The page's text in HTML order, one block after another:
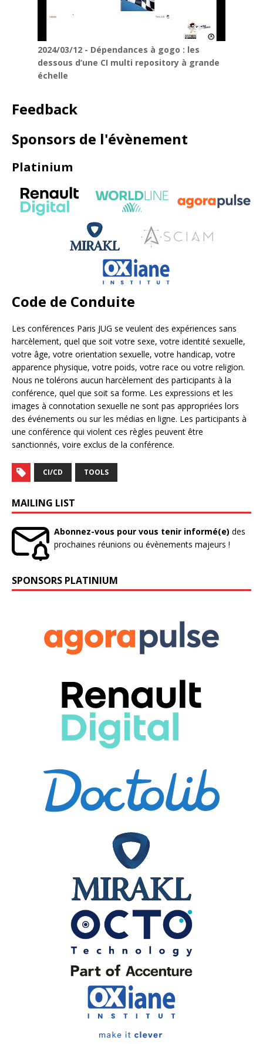
2024/03/12 - Dépendances à gogo : les
dessous d’une CI multi repository à grande
échelle
Feedback
Sponsors de l'évènement
Platinium
Code de Conduite
Les conférences Paris JUG se veulent des expériences sans
harcèlement, quel que soit votre sexe, votre identité sexuelle,
votre âge, votre orientation sexuelle, votre handicap, votre
apparence physique, votre poids, votre race ou votre religion.
Nous ne tolérons aucun harcèlement des participants à la
conférence, quel que soit sa forme. Les expressions et les
images à connotation sexuelle ne sont pas appropriées lors
des événements ou sur les médias en ligne. Les participants à
une conférence qui violent ces règles peuvent être
sanctionnés, voire exclus de la conférence.
CI/CD TOOLS
MAILING LIST
Abonnez-vous pour vous tenir informé(e) des
prochaines réunions ou évènements majeurs !
SPONSORS PLATINIUM